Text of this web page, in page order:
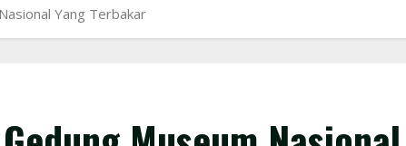
Yang Terbakar